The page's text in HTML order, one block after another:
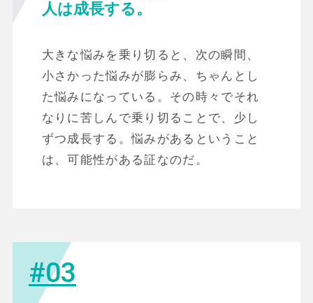
人は成長する。
大きな悩みを乗り切ると、次の瞬間、
小さかった悩みが膨らみ、ちゃんとし
た悩みになっている。その時々でそれ
なりに苦しんで乗り切ることで、少し
ずつ成長する。悩みがあるということ
は、可能性がある証なのだ。
#03